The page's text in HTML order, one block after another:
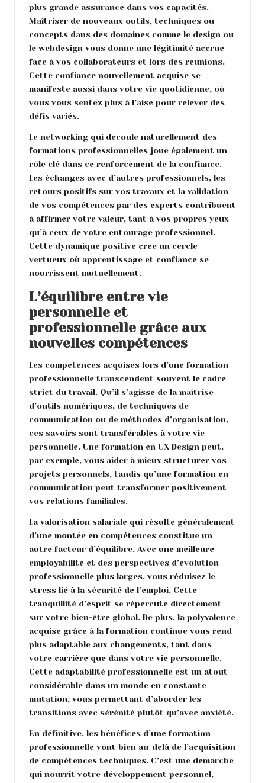
plus grande assurance dans vos capacités.
Maîtriser de nouveaux outils, techniques ou
concepts dans des domaines comme le design ou
le webdesign vous donne une légitimité accrue
face à vos collaborateurs et lors des réunions.
Cette confiance nouvellement acquise se
manifeste aussi dans votre vie quotidienne, où
vous vous sentez plus à l’aise pour relever des
défis variés.
Le networking qui découle naturellement des
formations professionnelles joue également un
rôle clé dans ce renforcement de la confiance.
Les échanges avec d’autres professionnels, les
retours positifs sur vos travaux et la validation
de vos compétences par des experts contribuent
à affirmer votre valeur, tant à vos propres yeux
qu’à ceux de votre entourage professionnel.
Cette dynamique positive crée un cercle
vertueux où apprentissage et confiance se
nourrissent mutuellement.
L’équilibre entre vie
personnelle et
professionnelle grâce aux
nouvelles compétences
Les compétences acquises lors d’une formation
professionnelle transcendent souvent le cadre
strict du travail. Qu’il s’agisse de la maîtrise
d’outils numériques, de techniques de
communication ou de méthodes d’organisation,
ces savoirs sont transférables à votre vie
personnelle. Une formation en UX Design peut,
par exemple, vous aider à mieux structurer vos
projets personnels, tandis qu’une formation en
communication peut transformer positivement
vos relations familiales.
La valorisation salariale qui résulte généralement
d’une montée en compétences constitue un
autre facteur d’équilibre. Avec une meilleure
employabilité et des perspectives d’évolution
professionnelle plus larges, vous réduisez le
stress lié à la sécurité de l’emploi. Cette
tranquillité d’esprit se répercute directement
sur votre bien-être global. De plus, la polyvalence
acquise grâce à la formation continue vous rend
plus adaptable aux changements, tant dans
votre carrière que dans votre vie personnelle.
Cette adaptabilité professionnelle est un atout
considérable dans un monde en constante
mutation, vous permettant d’aborder les
transitions avec sérénité plutôt qu’avec anxiété.
En définitive, les bénéfices d’une formation
professionnelle vont bien au-delà de l’acquisition
de compétences techniques. C’est une démarche
qui nourrit votre développement personnel,